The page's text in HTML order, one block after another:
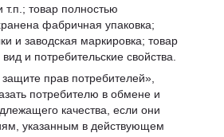
т.п.; товар полностью
фабричная упаковка;
и заводская маркировка; товар
и потребительские свойства.
прав потребителей»,
потребителю в обмене и
качества, если они
указанным в действующем